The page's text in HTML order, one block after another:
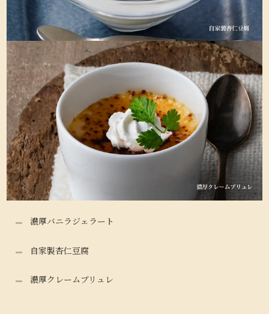
濃厚バニラジェラート
自家製杏仁豆腐
濃厚クレームブリュレ